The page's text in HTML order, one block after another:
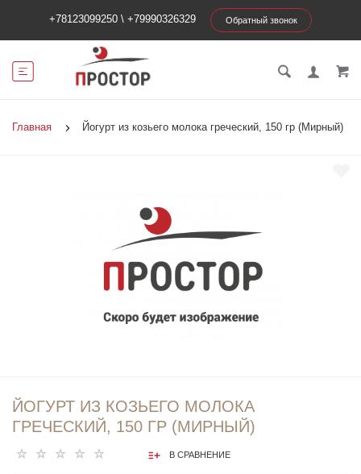
+78123099250 \ +79990326329 Обратный звонок
Главная Йогурт из козьего молока греческий, 150 гр (Мирный)
ЙОГУРТ ИЗ КОЗЬЕГО МОЛОКА
ГРЕЧЕСКИЙ, 150 ГР (МИРНЫЙ)
В СРАВНЕНИЕ